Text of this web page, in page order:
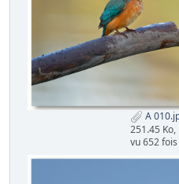
A
251.45
vu 652 fois